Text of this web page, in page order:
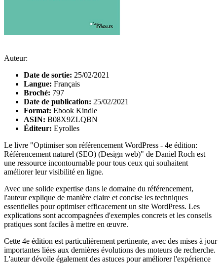
Auteur:
Date de sortie: 25/02/2021
Langue: Français
Broché: 797
Date de publication: 25/02/2021
Format: Ebook Kindle
ASIN: B08X9ZLQBN
Éditeur: Eyrolles
Le livre "Optimiser son référencement WordPress - 4e édition:
Référencement naturel (SEO) (Design web)" de Daniel Roch est
une ressource incontournable pour tous ceux qui souhaitent
améliorer leur visibilité en ligne.
Avec une solide expertise dans le domaine du référencement,
l'auteur explique de manière claire et concise les techniques
essentielles pour optimiser efficacement un site WordPress. Les
explications sont accompagnées d'exemples concrets et les conseils
pratiques sont faciles à mettre en œuvre.
Cette 4e édition est particulièrement pertinente, avec des mises à jour
importantes liées aux dernières évolutions des moteurs de recherche.
L'auteur dévoile également des astuces pour améliorer l'expérience